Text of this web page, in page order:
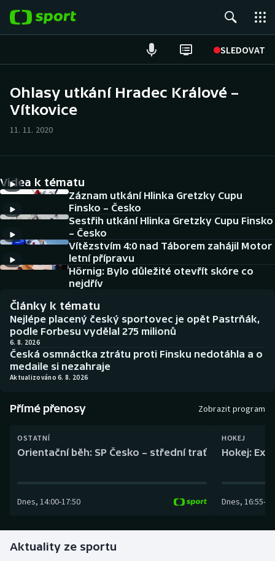
SLEDOVAT
Hokej
Cyklistika
DALŠÍ SPORTY
Americký fotbal
Baseball a softbal
Basketbal
Biatlon
Boby a skeleton
Box
Curling
Golf
NEPŘEHLÉDNĚTE
Historické návraty
Aplikace ČT sport
AZ kvíz
Ohlasy utkání Hradec Králové –
Vítkovice
11. 11. 2020
Videa k tématu
Záznam utkání Hlinka Gretzky Cupu
Finsko – Česko
Sestřih utkání Hlinka Gretzky Cupu Finsko
– Česko
Vítězstvím 4:0 nad Táborem zahájil Motor
letní přípravu
Hörnig: Bylo důležité otevřít skóre co
nejdřív
Články k tématu
Nejlépe placený český sportovec je opět Pastrňák,
podle Forbesu vydělal 275 milionů
6. 8. 2026
Česká osmnáctka ztrátu proti Finsku nedotáhla a o
medaile si nezahraje
Aktualizováno 6. 8. 2026
Přímé přenosy Zobrazit program
OSTATNÍ
Orientační běh: SP Česko – střední trať
Dnes, 14:00-17:50
HOKEJ
Hokej:
Dnes, 16:55-
Aktuality ze sportu